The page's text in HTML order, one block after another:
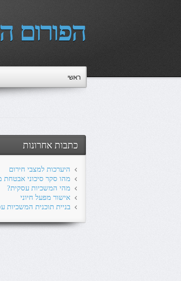
הפורום
ראשי
כתבות אחרונות
היערכות למצבי חירום
מהו סקר סיכוני אבטחת
מהי המשכיות עסקית?
אישור מפעל חיוני
בניית תוכנית